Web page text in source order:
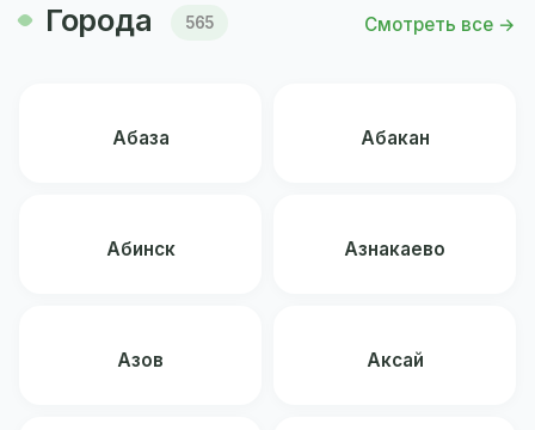
Города 565 Смотреть все →
Абаза Абакан
Абинск Азнакаево
Азов Аксай